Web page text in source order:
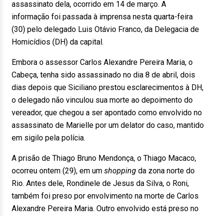
assassinato dela, ocorrido em 14 de março. A
informação foi passada à imprensa nesta quarta-feira
(30) pelo delegado Luis Otávio Franco, da Delegacia de
Homicídios (DH) da capital.
Embora o assessor Carlos Alexandre Pereira Maria, o
Cabeça, tenha sido assassinado no dia 8 de abril, dois
dias depois que Siciliano prestou esclarecimentos à DH,
o delegado não vinculou sua morte ao depoimento do
vereador, que chegou a ser apontado como envolvido no
assassinato de Marielle por um delator do caso, mantido
em sigilo pela polícia.
A prisão de Thiago Bruno Mendonça, o Thiago Macaco,
ocorreu ontem (29), em um shopping da zona norte do
Rio. Antes dele, Rondinele de Jesus da Silva, o Roni,
também foi preso por envolvimento na morte de Carlos
Alexandre Pereira Maria. Outro envolvido está preso no